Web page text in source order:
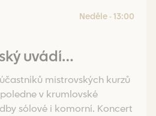
uvádí…
mistrovských kurzů
v krumlovské
sólové i komorní. Koncert
Neděle - 13:00